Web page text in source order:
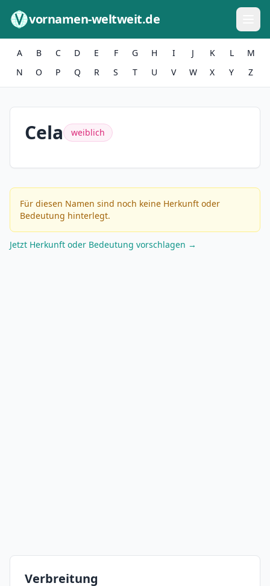
vornamen-weltweit.de
A B C D E F G H I J K L
M
N
O P Q R S T U V W X Y Z
Cela weiblich
Für diesen Namen sind noch keine Herkunft oder
Bedeutung hinterlegt.
Jetzt Herkunft oder Bedeutung vorschlagen →
Verbreitung